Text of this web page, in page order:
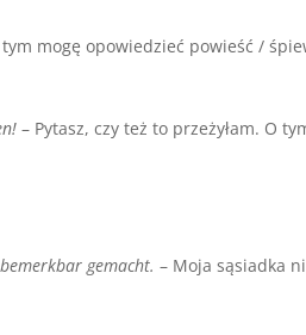
tym mogę opowiedzieć powieść /
– Pytasz, czy też to przeżyłam. O
gemacht. – Moja sąsiadka